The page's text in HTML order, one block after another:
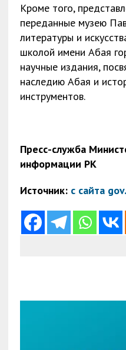
Кроме того,
переданные музею
литературы и
школой имени Абая
научные издания,
наследию Абая и
инструментов.
Пресс-служба
информации РК
Источник: с сайта